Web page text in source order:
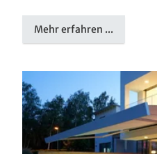
ASV Köln / D
Villa T / CZ
Mehr erfahren ...